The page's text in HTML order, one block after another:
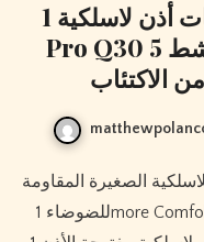
سماعات أذن لاسلكية 1more Pistonbuds
Pro Q30 بخاصية إلغاء الضوضاء النشط 5
الاكتئاب
للضوضاء 1more Comfobuds Mini قد تعلم بالفعل قواعد فوق